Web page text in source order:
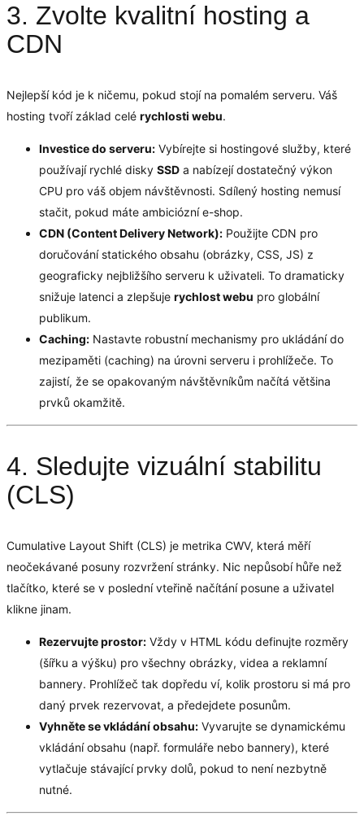
3. Zvolte kvalitní hosting a
CDN
Nejlepší kód je k ničemu, pokud stojí na pomalém serveru. Váš
hosting tvoří základ celé rychlosti webu.
Investice do serveru: Vybírejte si hostingové služby, které
používají rychlé disky SSD a nabízejí dostatečný výkon
CPU pro váš objem návštěvnosti. Sdílený hosting nemusí
stačit, pokud máte ambiciózní e-shop.
CDN (Content Delivery Network): Použijte CDN pro
doručování statického obsahu (obrázky, CSS, JS) z
geograficky nejbližšího serveru k uživateli. To dramaticky
snižuje latenci a zlepšuje rychlost webu pro globální
publikum.
Caching: Nastavte robustní mechanismy pro ukládání do
mezipaměti (caching) na úrovni serveru i prohlížeče. To
zajistí, že se opakovaným návštěvníkům načítá většina
prvků okamžitě.
4. Sledujte vizuální stabilitu
(CLS)
Cumulative Layout Shift (CLS) je metrika CWV, která měří
neočekávané posuny rozvržení stránky. Nic nepůsobí hůře než
tlačítko, které se v poslední vteřině načítání posune a uživatel
klikne jinam.
Rezervujte prostor: Vždy v HTML kódu definujte rozměry
(šířku a výšku) pro všechny obrázky, videa a reklamní
bannery. Prohlížeč tak dopředu ví, kolik prostoru si má pro
daný prvek rezervovat, a předejdete posunům.
Vyhněte se vkládání obsahu: Vyvarujte se dynamickému
vkládání obsahu (např. formuláře nebo bannery), které
vytlačuje stávající prvky dolů, pokud to není nezbytně
nutné.